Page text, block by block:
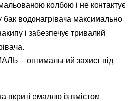
колбою і не контактує
водонагрівача максимально
і забезпечує тривалий
– оптимальний захист від
вкриті емаллю із вмістом